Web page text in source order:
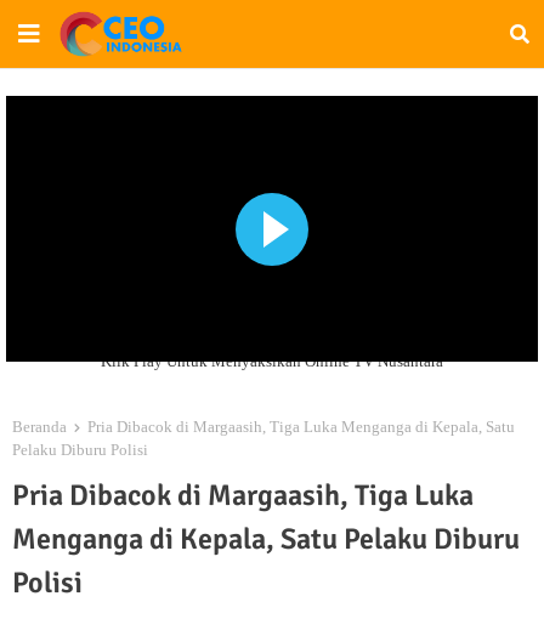
Klik Play Untuk Menyaksikan Online TV Nusantara
Beranda
Pria Dibacok di Margaasih, Tiga Luka Menganga di Kepala, Satu
Pelaku Diburu Polisi
Pria Dibacok di Margaasih, Tiga Luka
Menganga di Kepala, Satu Pelaku Diburu
Polisi